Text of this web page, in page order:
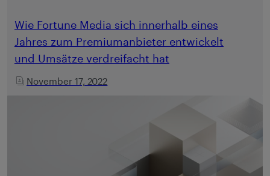
Wie Fortune Media sich innerhalb eines
Jahres zum Premiumanbieter entwickelt
und Umsätze verdreifacht hat
November 17, 2022